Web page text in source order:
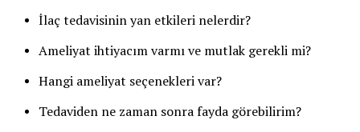
İlaç tedavisinin yan etkileri nelerdir?
Ameliyat ihtiyacım varmı ve mutlak gerekli mi?
Hangi ameliyat seçenekleri var?
Tedaviden ne zaman sonra fayda görebilirim?